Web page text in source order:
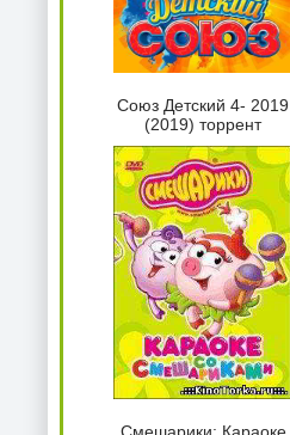
Союз Детский 4- 2019
(2019) торрент